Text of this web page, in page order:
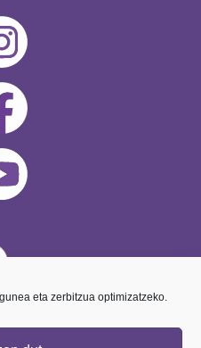
eta zerbitzua optimizatzeko.